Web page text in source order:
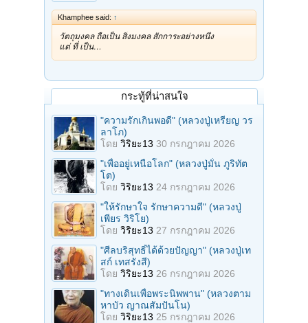
Khamphee said: ↑
วัตถุมงคล ถือเป็น สิ่งมงคล สักการะอย่างหนึ่ง
แต่ ที่ เป็น…
กระทู้ที่น่าสนใจ
"ความรักเกินพอดี" (หลวงปู่เหรียญ วร
ลาโภ)
โดย วิริยะ13 30 กรกฎาคม 2026
"เพื่ออยู่เหนือโลก" (หลวงปู่มั่น ภูริทัต
โต)
โดย วิริยะ13 24 กรกฎาคม 2026
"ให้รักษาใจ รักษาความดี" (หลวงปู่
เพียร วิริโย)
โดย วิริยะ13 27 กรกฎาคม 2026
"ศีลบริสุทธิ์ได้ด้วยปัญญา" (หลวงปู่เท
สก์ เทสรังสี)
โดย วิริยะ13 26 กรกฎาคม 2026
"ทางเดินเพื่อพระนิพพาน" (หลวงตาม
หาบัว ญาณสัมปันโน)
โดย วิริยะ13 25 กรกฎาคม 2026